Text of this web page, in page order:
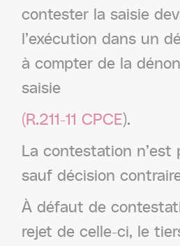
contester la saisie
l’exécution dans un
à compter de la
saisie
(R.211-11 CPCE).
La contestation n’est
sauf décision
À défaut de
rejet de celle-ci, le